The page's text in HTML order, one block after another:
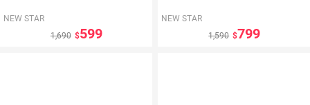
NEW STAR
1,690
599
NEW STAR
1,590
799